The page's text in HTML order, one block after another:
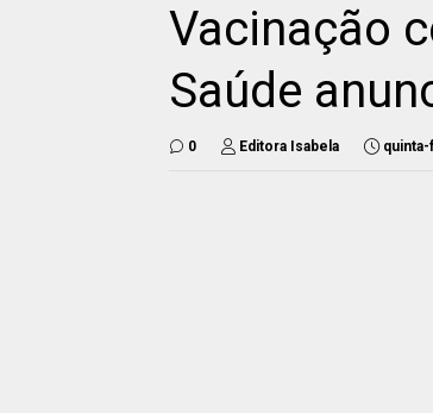
Vacinação
Saúde
0 Editora Isabela